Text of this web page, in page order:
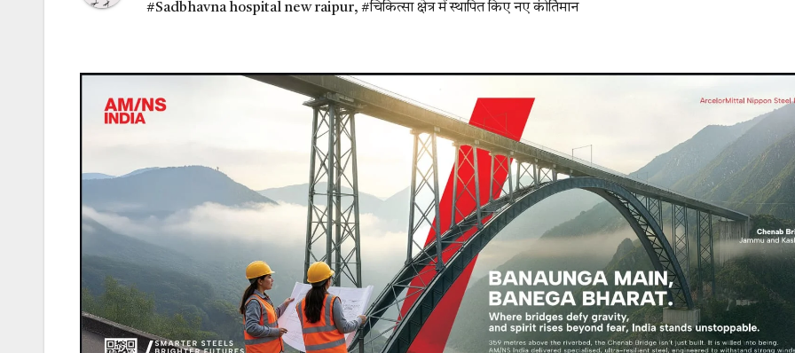
#Sadbhavna hospital new raipur, #चिकित्सा क्षेत्र में स्थापित किए नए कीर्तिमान